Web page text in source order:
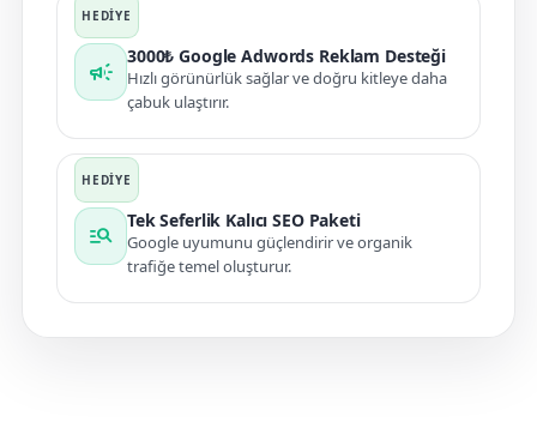
campaign
3000₺ Google Adwords Reklam Desteği
Hızlı görünürlük sağlar ve doğru kitleye daha
çabuk ulaştırır.
manage_search
Tek Seferlik Kalıcı SEO Paketi
Google uyumunu güçlendirir ve organik
trafiğe temel oluşturur.